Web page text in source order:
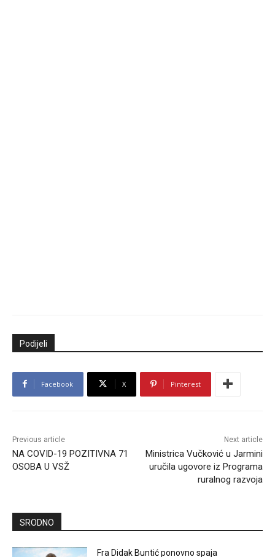
Podijeli
Facebook X Pinterest
Previous article
NA COVID-19 POZITIVNA 71
OSOBA U VSŽ
Next article
Ministrica Vučković u Jarmini
uručila ugovore iz Programa
ruralnog razvoja
SRODNO
Fra Didak Buntić ponovno spaja